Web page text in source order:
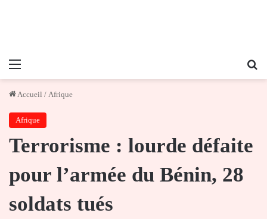
Menu
Accueil / Afrique
Afrique
Terrorisme : lourde défaite
pour l’armée du Bénin, 28
soldats tués